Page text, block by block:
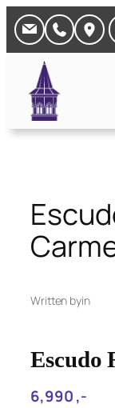
Ugrás
tartalomhoz
Written byin
Escudo
6,990‎ ,-